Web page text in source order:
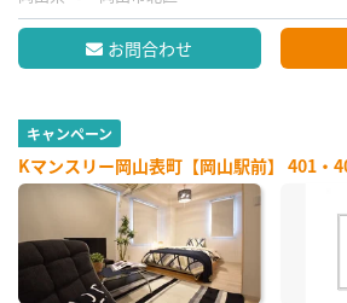
お問合わせ
キャンペーン
Kマンスリー岡山表町【岡山駅前】 401・